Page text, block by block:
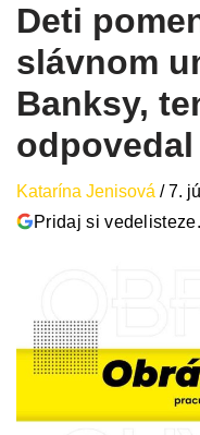
Deti
slávnom
Banksy,
odpovedal
Katarína Jenisová /7.
Pridaj si